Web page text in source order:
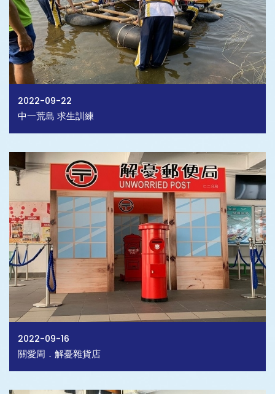
2022-09-22
中一荒島 求生訓練
2022-09-16
關愛周．解憂雜貨店